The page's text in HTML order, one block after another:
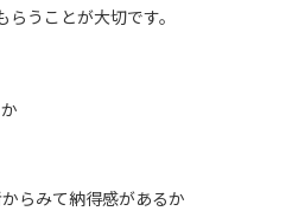
うことが大切です。
らみて納得感があるか